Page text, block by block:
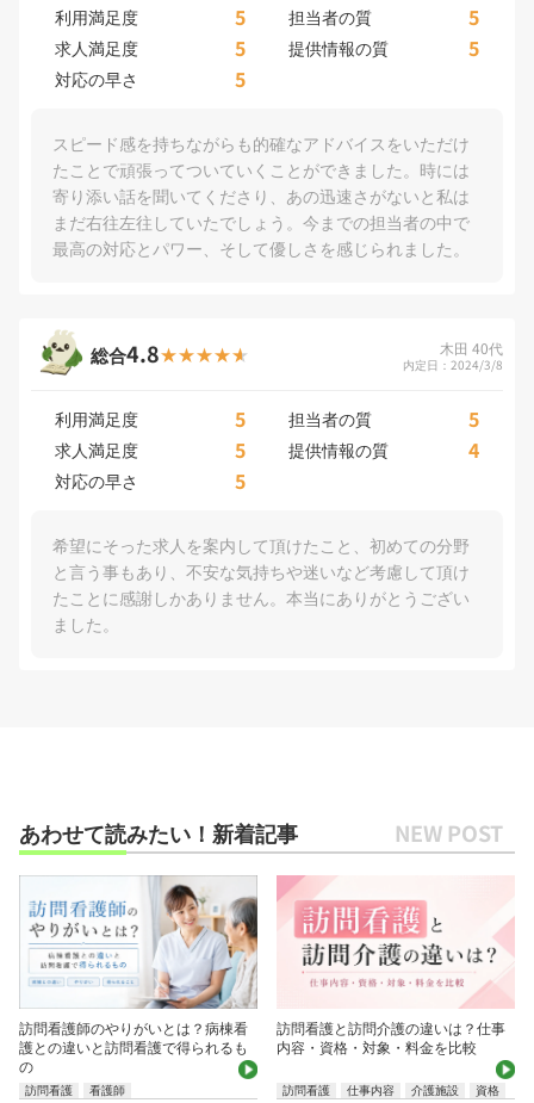
利用満足度 5 担当者の質 5
求人満足度 5 提供情報の質 5
対応の早さ 5
スピード感を持ちながらも的確なアドバイスをいただけ
たことで頑張ってついていくことができました。時には
寄り添い話を聞いてくださり、あの迅速さがないと私は
まだ右往左往していたでしょう。今までの担当者の中で
最高の対応とパワー、そして優しさを感じられました。
総合4.8 木田 40代
内定日：2024/3/8
利用満足度 5 担当者の質 5
求人満足度 5 提供情報の質 4
対応の早さ 5
希望にそった求人を案内して頂けたこと、初めての分野
と言う事もあり、不安な気持ちや迷いなど考慮して頂け
たことに感謝しかありません。本当にありがとうござい
ました。
あわせて読みたい！新着記事
訪問看護師のやりがいとは？病棟看
護との違いと訪問看護で得られるも
の
訪問看護 看護師
訪問看護と訪問介護の違いは？仕事
内容・資格・対象・料金を比較
訪問看護 仕事内容 介護施設 資格